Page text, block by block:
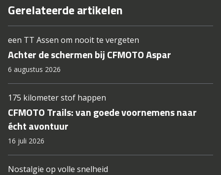
Gerelateerde artikelen
een TT Assen om nooit te vergeten
Achter de schermen bij CFMOTO Aspar
6 augustus 2026
175 kilometer stof happen
CFMOTO Trails: van goede voornemens naar
écht avontuur
16 juli 2026
Nostalgie op volle snelheid